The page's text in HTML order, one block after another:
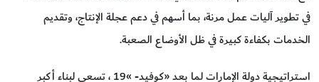
في تطوير آليات عمل مرنة، بما أسهم في دعم عجلة الإنتاج، وتقديم
الخدمات بكفاءة كبيرة في ظل الأوضاع الصعبة.
استراتيجية دولة الإمارات لما بعد «كوفيد- »19 ، تسعى لبناء أكبر